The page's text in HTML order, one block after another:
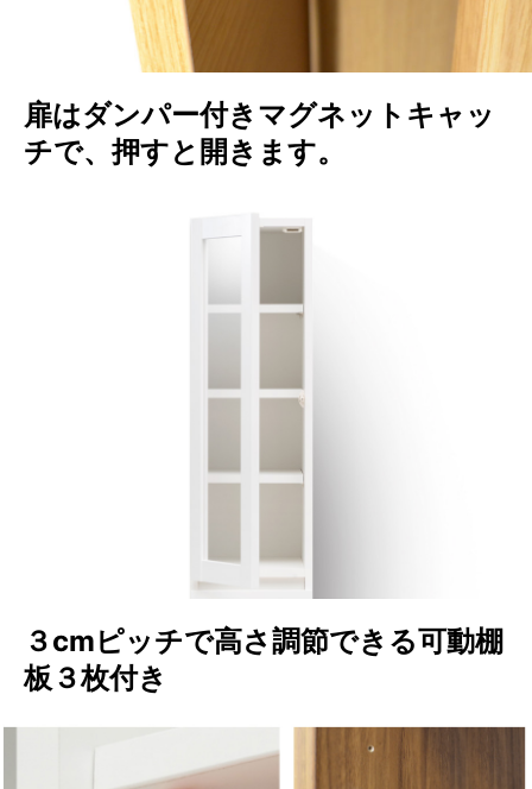
扉はダンパー付きマグネットキャッ
チで、押すと開きます。
３cmピッチで高さ調節できる可動棚
板３枚付き